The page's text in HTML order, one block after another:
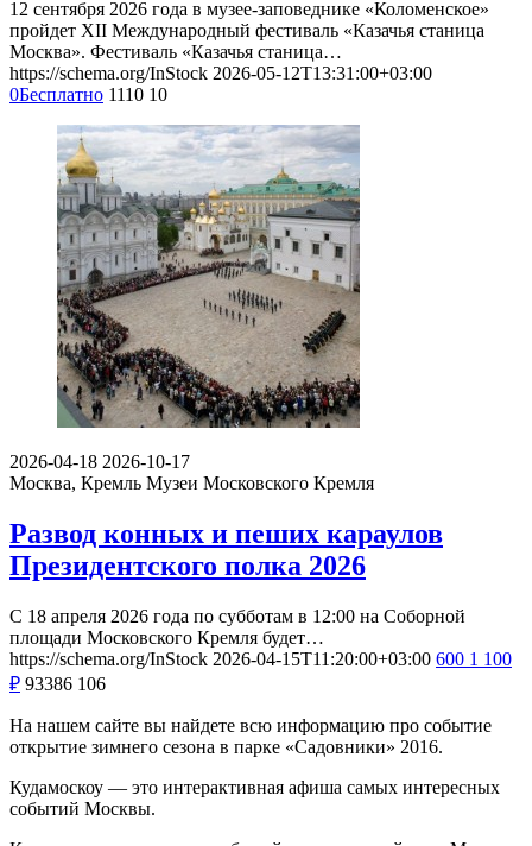
12 сентября 2026 года в музее-заповеднике «Коломенское»
пройдет XII Международный фестиваль «Казачья станица
Москва». Фестиваль «Казачья станица…
https://schema.org/InStock 2026-05-12T13:31:00+03:00
0Бесплатно 1110 10
2026-04-18 2026-10-17
Москва, Кремль Музеи Московского Кремля
Развод конных и пеших караулов
Президентского полка 2026
С 18 апреля 2026 года по субботам в 12:00 на Соборной
площади Московского Кремля будет…
https://schema.org/InStock 2026-04-15T11:20:00+03:00 600 1 100
₽ 93386 106
На нашем сайте вы найдете всю информацию про событие
открытие зимнего сезона в парке «Садовники» 2016.
Кудамоскоу — это интерактивная афиша самых интересных
событий Москвы.